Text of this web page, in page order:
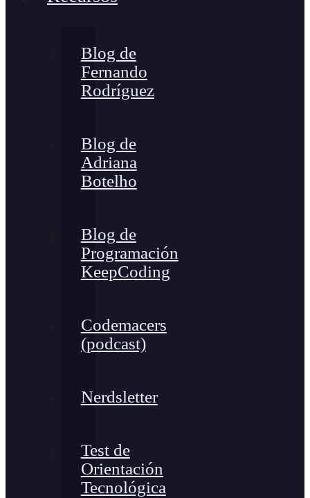
Blog de
Fernando
Rodríguez
Blog de
Adriana
Botelho
Blog de
Programación
KeepCoding
Codemacers
(podcast)
Nerdsletter
Test de
Orientación
Tecnológica